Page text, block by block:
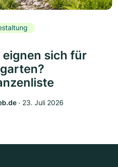
eignen sich für
‧ 23. Juli 2026